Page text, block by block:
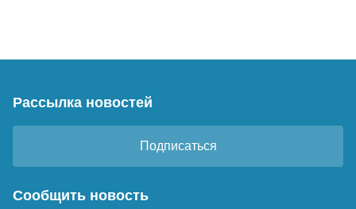
Рассылка новостей
Подписаться
Сообщить новость